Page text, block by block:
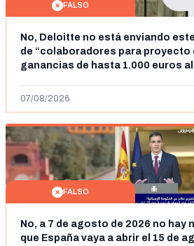
FALSO
No, Deloitte no está enviando
de “colaboradores para proyecto
ganancias de hasta 1.000 euros
07/08/2026
FALSO
No, a 7 de agosto de 2026 no hay
que España vaya a abrir el 15 de